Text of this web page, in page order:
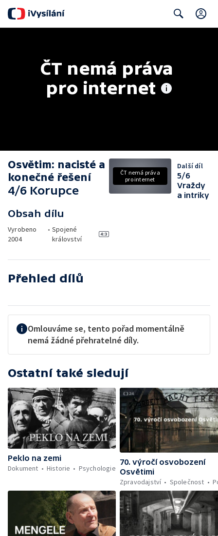
ČT nemá práva
pro internet
Osvětim: nacisté a
konečné řešení
4/6 Korupce
Obsah dílu
Vyrobeno
2004
• Spojené
království
ČT nemá práva
pro internet
Další díl
5/6
Vraždy
a intriky
Přehled dílů
Omlouváme se, tento pořad momentálně
nemá žádné přehratelné díly.
Ostatní také sledují
Peklo na zemi
Dokument
Historie Psychologie
70. výročí osvobození
Osvětimi
Zpravodajství
Společnost